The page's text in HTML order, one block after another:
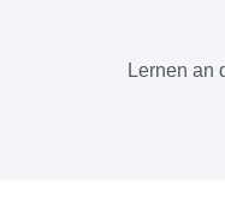
Lernen an